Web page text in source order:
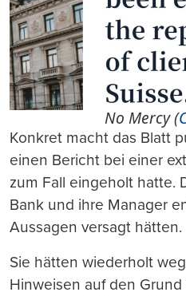
No Mercy (
Konkret macht das Blatt
einen Bericht bei einer
zum Fall eingeholt hatte.
Bank und ihre Manager
Aussagen versagt hätten.
Sie hätten wiederholt
Hinweisen auf den